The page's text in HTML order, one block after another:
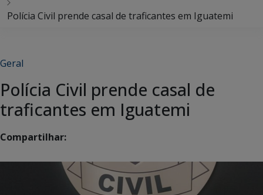
Polícia Civil prende casal de traficantes em Iguatemi
Geral
Polícia Civil prende casal de
traficantes em Iguatemi
Compartilhar: